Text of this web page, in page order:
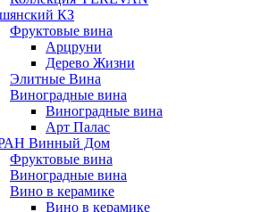
КЗ
Фруктовые вина
Арцруни
Дерево Жизни
Элитные Вина
Виноградные вина
Виноградные вина
Арт Палас
Винный Дом
Фруктовые вина
Виноградные вина
Вино в керамике
Вино в керамике